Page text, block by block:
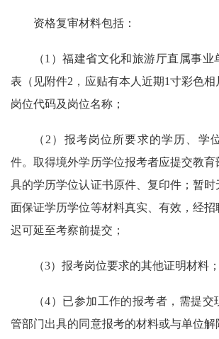
资格复审材料包括：
（1）福建省文化和旅游厅直属事
表（见附件2，应贴有本人近期1寸彩色
岗位代码及岗位名称；
（2）报考岗位所要求的学历、学
件。取得境外学历学位报考者应提交教育
具的学历学位认证书原件、复印件；暂
面保证学历学位等材料真实、有效，经
迟可延至考察前提交；
（3）报考岗位要求的其他证明材料；
（4）已参加工作的报考者，需提
管部门出具的同意报考的材料或与单位解